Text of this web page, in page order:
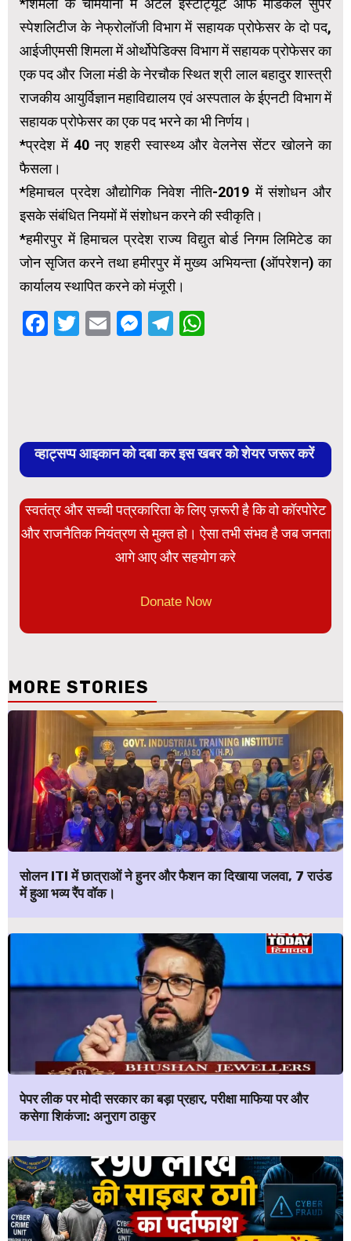
स्पेशलिटीज के नेफ्रोलॉजी विभाग में सहायक प्रोफेसर के दो पद,
आईजीएमसी शिमला में ओर्थोपेडिक्स विभाग में सहायक प्रोफेसर का
एक पद और जिला मंडी के नेरचौक स्थित श्री लाल बहादुर शास्त्री
राजकीय आयुर्विज्ञान महाविद्यालय एवं अस्पताल के ईएनटी विभाग में
सहायक प्रोफेसर का एक पद भरने का भी निर्णय।
*प्रदेश में 40 नए शहरी स्वास्थ्य और वेलनेस सेंटर खोलने का
फैसला।
*हिमाचल प्रदेश औद्योगिक निवेश नीति-2019 में संशोधन और
इसके संबंधित नियमों में संशोधन करने की स्वीकृति।
*हमीरपुर में हिमाचल प्रदेश राज्य विद्युत बोर्ड निगम लिमिटेड का
जोन सृजित करने तथा हमीरपुर में मुख्य अभियन्ता (ऑपरेशन) का
कार्यालय स्थापित करने को मंजूरी।
Facebook
Twitter
EmailMessenger
Telegram
व्हाट्सप्प आइकान को दबा कर इस खबर को शेयर जरूर करें
स्वतंत्र और सच्ची पत्रकारिता के लिए ज़रूरी है कि वो कॉरपोरेट
और राजनैतिक नियंत्रण से मुक्त हो। ऐसा तभी संभव है जब जनता
आगे आए और सहयोग करे
Donate Now
MORE STORIES
सोलन ITI में छात्राओं ने हुनर और फैशन का दिखाया जलवा, 7 राउंड
में हुआ भव्य रैंप वॉक।
पेपर लीक पर मोदी सरकार का बड़ा प्रहार, परीक्षा माफिया पर और
कसेगा शिकंजा: अनुराग ठाकुर